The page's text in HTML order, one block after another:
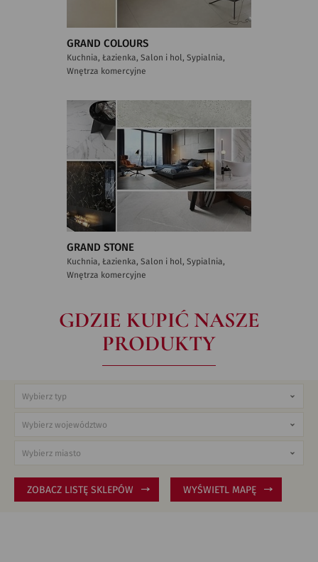
GRAND COLOURS
Kuchnia, Łazienka, Salon i hol, Sypialnia,
Wnętrza komercyjne
GRAND STONE
Kuchnia, Łazienka, Salon i hol, Sypialnia,
Wnętrza komercyjne
GDZIE KUPIĆ NASZE
PRODUKTY
ZOBACZ LISTĘ SKLEPÓW WYŚWIETL MAPĘ